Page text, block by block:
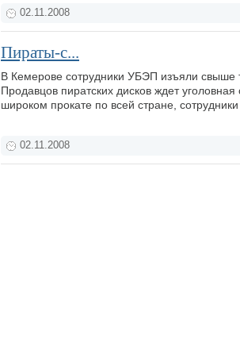
02.11.2008
Пираты-с...
В Кемерове сотрудники УБЭП изъяли свыше
Продавцов пиратских дисков ждет
широком прокате по всей стране,
02.11.2008